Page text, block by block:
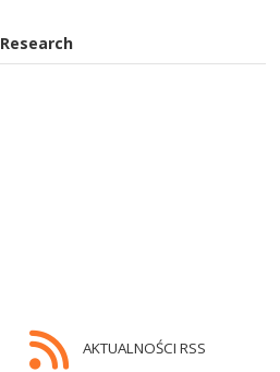
Research
AKTUALNOŚCI RSS